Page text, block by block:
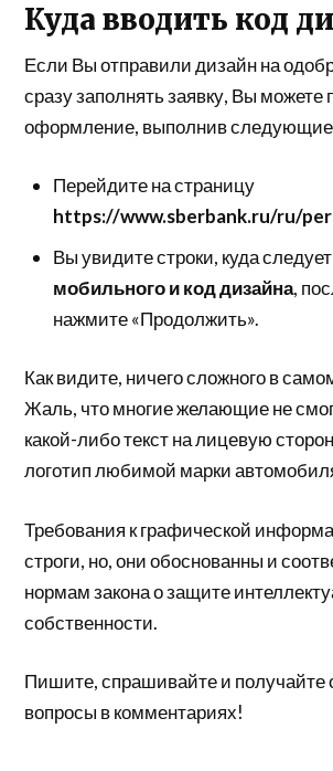
Куда вводить код
Если Вы отправили дизайн на
сразу заполнять заявку, Вы можете
оформление, выполнив следующие
Перейдите на страницу
https://www.sberbank.ru/ru/
Вы увидите строки, куда
мобильного и код дизайна,
нажмите «Продолжить».
Как видите, ничего сложного в
Жаль, что многие желающие не
какой-либо текст на лицевую
логотип любимой марки
Требования к графической
строги, но, они обоснованны и
нормам закона о защите
собственности.
Пишите, спрашивайте и получайте
вопросы в комментариях!